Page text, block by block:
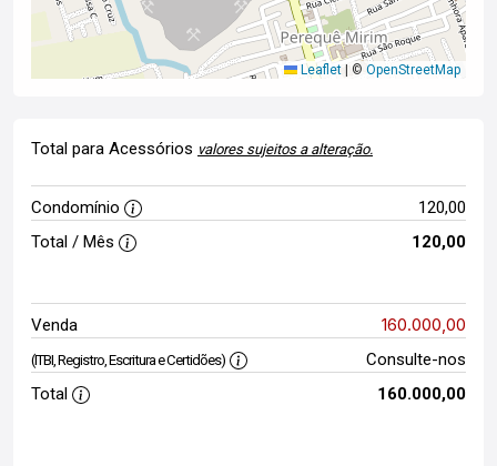
Leaflet © OpenStreetMap
Total para Acessórios valores sujeitos a alteração.
Condomínio
120,00
Total / Mês
120,00
Venda 160.000,00
(ITBI, Registro, Escritura e Certidões)
Consulte-nos
Total
160.000,00